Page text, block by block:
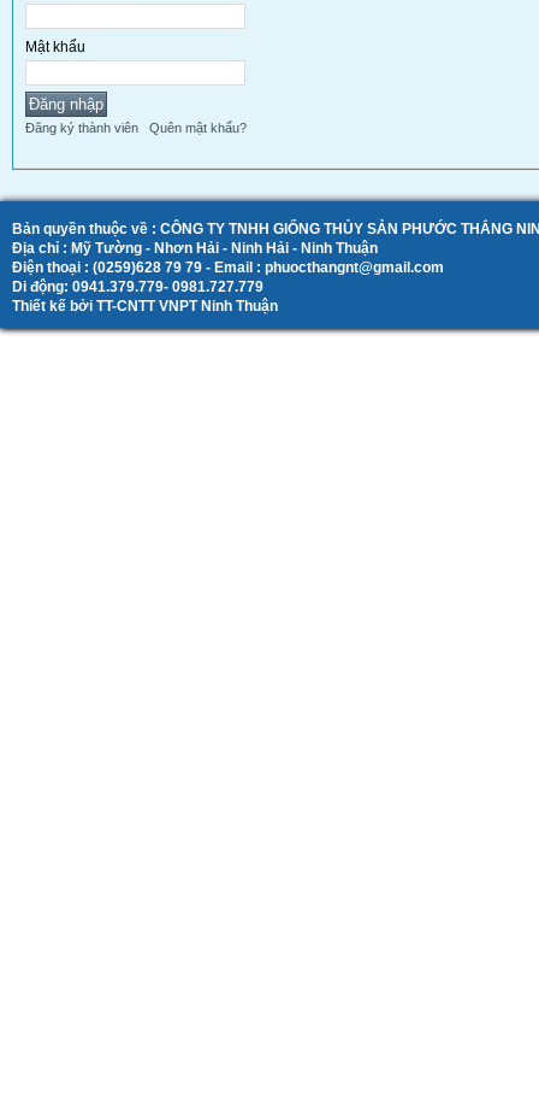
Mật khẩu
Đăng ký thành viên Quên mật khẩu?
Bản quyền thuộc về : CÔNG TY TNHH GIỐNG THỦY SẢN PHƯỚC THẮNG
Địa chỉ : Mỹ Tường - Nhơn Hải - Ninh Hải - Ninh Thuận
Điện thoại : (0259)628 79 79 - Email : phuocthangnt@gmail.com
Di động: 0941.379.779- 0981.727.779
Thiết kế bởi TT-CNTT VNPT Ninh Thuận